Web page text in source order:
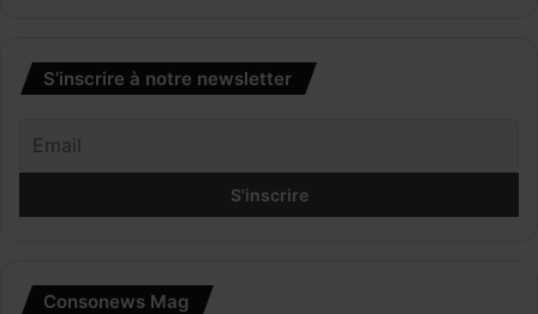
S’inscrire à notre newsletter
Consonews Mag